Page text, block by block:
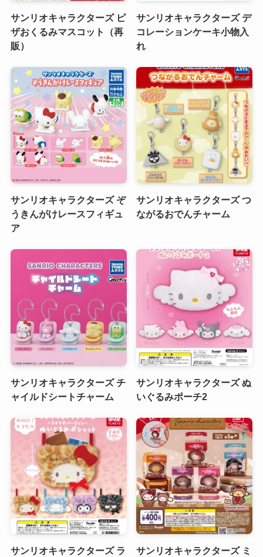
サンリオキャラクターズ ピ
ザおくるみマスコット（再
販）
サンリオキャラクターズ デ
コレーションケーキ小物入
れ
サンリオキャラクターズ ぞ
うきんがけレースフィギュ
ア
サンリオキャラクターズ つ
ながるおでんチャーム
サンリオキャラクターズ チ
ャイルドシートチャーム
サンリオキャラクターズ ぬ
いぐるみポーチ2
サンリオキャラクターズ ラ
サンリオキャラクターズ ミ